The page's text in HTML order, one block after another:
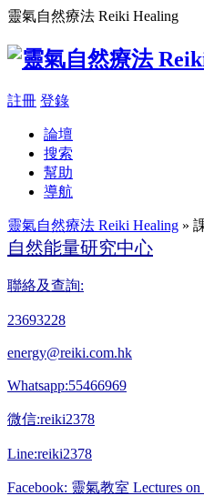
靈氣自然療法 Reiki Healing
註冊 登錄
論壇
搜索
幫助
導航
靈氣自然療法 Reiki Healing »
自然能量研究中心
聯絡及查詢:
23693228
energy@reiki.com.hk
Whatsapp:55466969
微信:reiki2378
Line:reiki2378
Facebook: 靈氣教室 Lectures on